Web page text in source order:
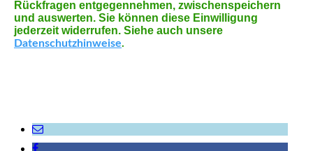
Rückfragen entgegennehmen, zwischenspeichern
und auswerten. Sie können diese Einwilligung
jederzeit widerrufen. Siehe auch unsere
Datenschutzhinweise.